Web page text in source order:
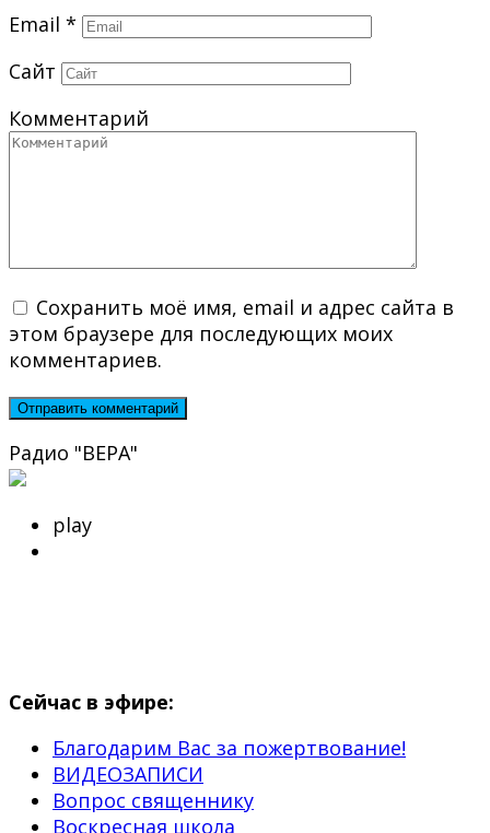
Email *
Сайт
Комментарий
Сохранить моё имя, email и адрес сайта в
этом браузере для последующих моих
комментариев.
Радио "ВЕРА"
play
Сейчас в эфире:
Благодарим Вас за пожертвование!
ВИДЕОЗАПИСИ
Вопрос священнику
Воскресная школа